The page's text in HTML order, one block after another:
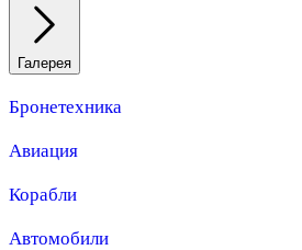
Галерея
Бронетехника
Авиация
Корабли
Автомобили